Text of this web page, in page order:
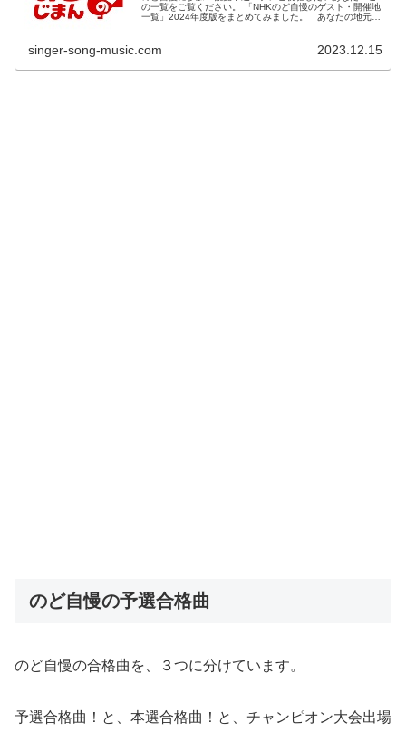
の一覧をご覧ください。 「NHKのど自慢のゲスト・開催地
一覧」2024年度版をまとめてみました。 あなたの地元で
singer-song-music.com 2023.12.15
のど自慢の予選合格曲
のど自慢の合格曲を、３つに分けています。
予選合格曲！と、本選合格曲！と、チャンピオン大会出場